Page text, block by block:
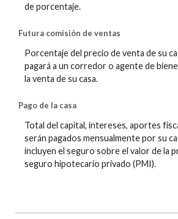
de porcentaje.
Futura comisión de ventas
Porcentaje del precio de venta de su
pagará a un corredor o agente de
la venta de su casa.
Pago de la casa
Total del capital, intereses, aportes
serán pagados mensualmente por su
incluyen el seguro sobre el valor de la
seguro hipotecario privado (PMI).